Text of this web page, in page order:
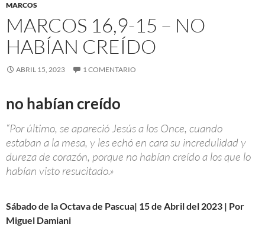
MARCOS
MARCOS 16,9-15 – NO
HABÍAN CREÍDO
ABRIL 15, 2023 1 COMENTARIO
no habían creído
“Por último, se apareció Jesús a los Once, cuando
estaban a la mesa, y les echó en cara su incredulidad y
dureza de corazón, porque no habían creído a los que lo
habían visto resucitado.»
Sábado de la Octava de Pascua| 15 de Abril del 2023 | Por
Miguel Damiani